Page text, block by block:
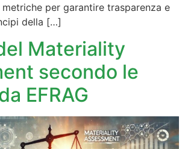
per garantire trasparenza e
della […]
Materiality
secondo le
EFRAG